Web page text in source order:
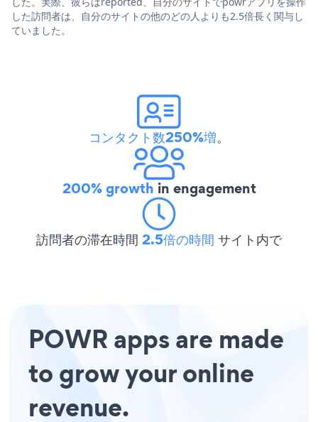
した訪問者は、自分のサイトの他のどの人よりも2.5倍長く関与し
ていました。
コンタクト数250%増。
200% growth in engagement
訪問者の滞在時間 2.5倍の時間 サイト内で
POWR apps are made
to grow your online
revenue.